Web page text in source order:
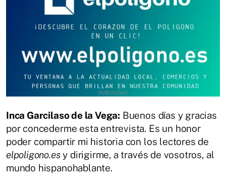
Inca Garcilaso de la Vega: Buenos días y gracias
por concederme esta entrevista. Es un honor
poder compartir mi historia con los lectores de
elpoligono.esy dirigirme, a través de vosotros, al
mundo hispanohablante.